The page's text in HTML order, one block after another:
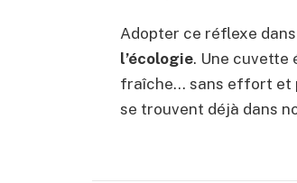
Adopter ce réflexe dans
l’écologie. Une cuvette
fraîche… sans effort et
se trouvent déjà dans